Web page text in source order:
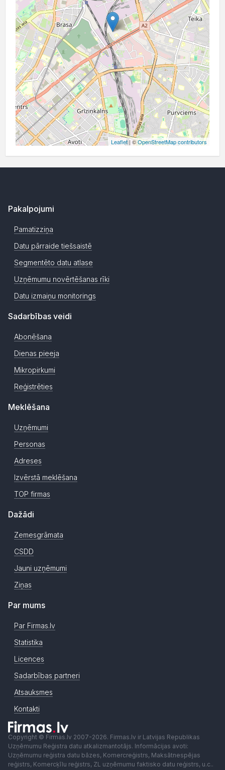
Leaflet| ©OpenStreetMap contributors
Pakalpojumi
Pamatizziņa
Datu pārraide tiešsaistē
Segmentēto datu atlase
Uzņēmumu novērtēšanas rīki
Datu izmaiņu monitorings
Sadarbības veidi
Abonēšana
Dienas pieeja
Mikropirkumi
Reģistrēties
Meklēšana
Uzņēmumi
Personas
Adreses
Izvērstā meklēšana
TOP firmas
Dažādi
Zemesgrāmata
CSDD
Jauni uzņēmumi
Ziņas
Par mums
Par Firmas.lv
Statistika
Licences
Sadarbības partneri
Atsauksmes
Kontakti
Copyright © Firmas.lv 2007-2026. Firmas.lv ir Latvijas Republikas
Uzņēmumu Reģistra datu atkalizmantotājs. Informācijas avoti:
Uzņēmumu reģistra datu bāzes, Komercreģistrs, Maksātnespējas
reģistrs, Komercķīlu reģistrs, ZL uzņēmumu faktisko datu reģistrs, u.c..